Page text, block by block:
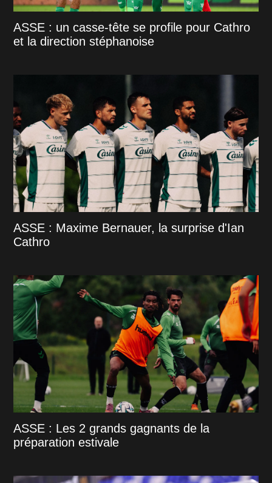
ASSE : un casse-tête se profile pour Cathro
et la direction stéphanoise
ASSE : Maxime Bernauer, la surprise d'Ian
Cathro
ASSE : Les 2 grands gagnants de la
préparation estivale